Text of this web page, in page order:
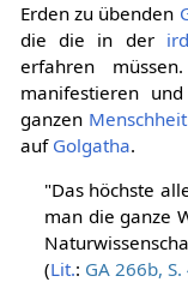
Erden zu übenden
die die in der
erfahren
manifestieren
ganzen Menschheit
auf Golgatha.
"Das höchste
man die ganze
(Lit.: GA 266b, S.